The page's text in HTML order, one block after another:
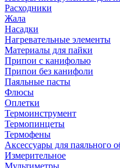
Расходники
Жала
Насадки
Нагревательные элементы
Материалы для пайки
Припои с канифолью
Припои без канифоли
Паяльные пасты
Флюсы
Оплетки
Термоинструмент
Термопинцеты
Термофены
Аксессуары для паяльного
Измерительное
Мультиметры